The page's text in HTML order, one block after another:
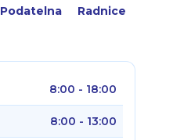
Podatelna Radnice
8:00 - 18:00
8:00 - 13:00